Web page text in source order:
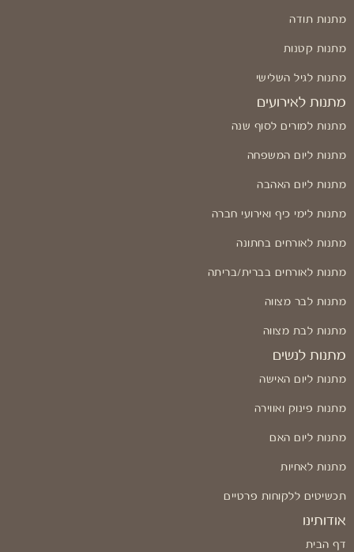
מתנות תודה
מתנות קטנות
מתנות לגיל השלישי
מתנות לאירועים
מתנות למורים לסוף שנה
מתנות ליום המשפחה
מתנות ליום האהבה
מתנות לימי כיף ואירועי חברה
מתנות לאורחים בחתונה
מתנות לאורחים בברית/בריתה
מתנות לבר מצווה
מתנות לבת מצווה
מתנות לנשים
מתנות ליום האישה
מתנות פינוק ואווירה
מתנות ליום האם
מתנות לאחיות
תכשיטים ללקוחות פרטיים
אודותינו
דף הבית